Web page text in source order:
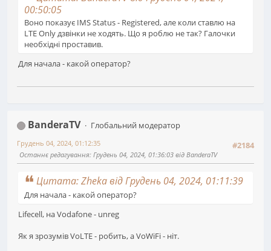
00:50:05
Воно показує IMS Status - Registered, але коли ставлю на
LTE Only дзвінки не ходять. Що я роблю не так? Галочки
необхідні проставив.
Для начала - какой оператор?
BanderaTV
Глобальний модератор
#2184
Грудень 04, 2024, 01:12:35
Останнє редагування: Грудень 04, 2024, 01:36:03 від BanderaTV
Цитата: Zheka від Грудень 04, 2024, 01:11:39
Для начала - какой оператор?
Lifecell, на Vodafone - unreg
Як я зрозумів VoLTE - робить, а VoWiFi - ніт.